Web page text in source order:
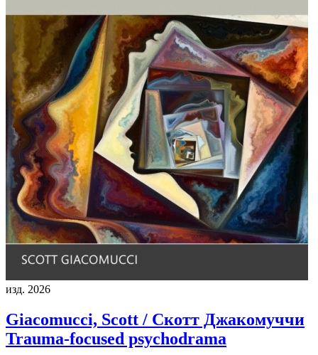
изд. 2026
Giacomucci, Scott / Скотт Джакомуччи
Trauma-focused psychodrama